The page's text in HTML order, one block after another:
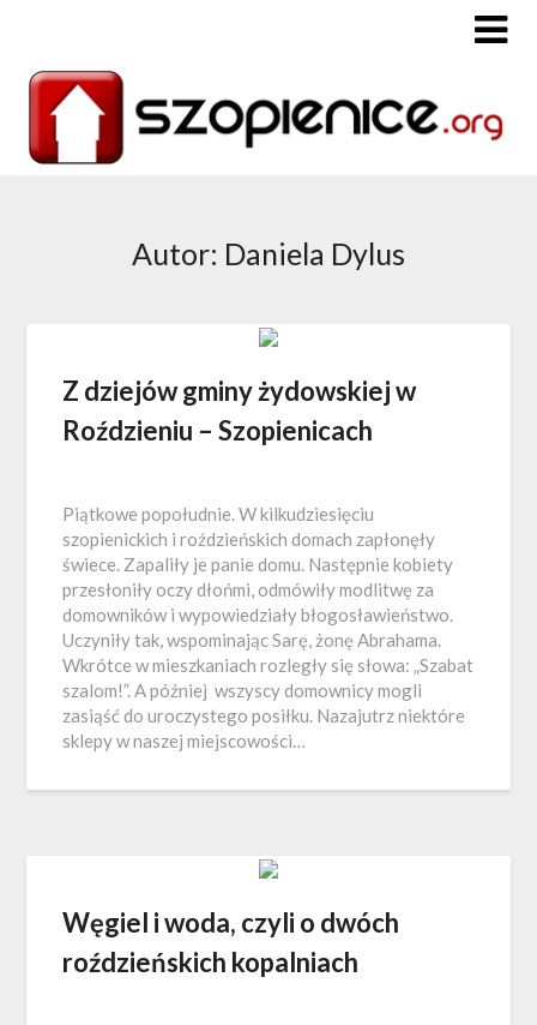
Autor: Daniela Dylus
Z dziejów gminy żydowskiej w
Roździeniu – Szopienicach
Piątkowe popołudnie. W kilkudziesięciu
szopienickich i roździeńskich domach zapłonęły
świece. Zapaliły je panie domu. Następnie kobiety
przesłoniły oczy dłońmi, odmówiły modlitwę za
domowników i wypowiedziały błogosławieństwo.
Uczyniły tak, wspominając Sarę, żonę Abrahama.
Wkrótce w mieszkaniach rozległy się słowa: „Szabat
szalom!”. A później wszyscy domownicy mogli
zasiąść do uroczystego posiłku. Nazajutrz niektóre
sklepy w naszej miejscowości…
Węgiel i woda, czyli o dwóch
roździeńskich kopalniach